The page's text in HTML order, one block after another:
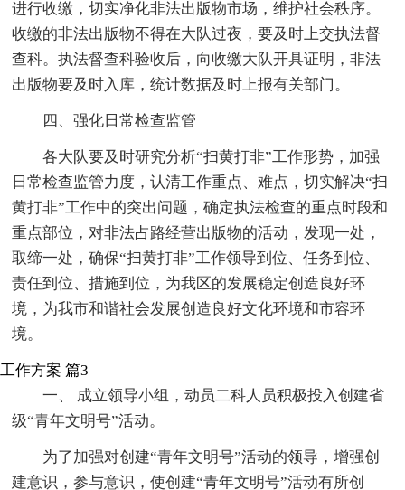
进行收缴，切实净化非法出版物市场，维护社会秩序。
收缴的非法出版物不得在大队过夜，要及时上交执法督
查科。执法督查科验收后，向收缴大队开具证明，非法
出版物要及时入库，统计数据及时上报有关部门。
四、强化日常检查监管
各大队要及时研究分析“扫黄打非”工作形势，加强
日常检查监管力度，认清工作重点、难点，切实解决“扫
黄打非”工作中的突出问题，确定执法检查的重点时段和
重点部位，对非法占路经营出版物的活动，发现一处，
取缔一处，确保“扫黄打非”工作领导到位、任务到位、
责任到位、措施到位，为我区的发展稳定创造良好环
境，为我市和谐社会发展创造良好文化环境和市容环
境。
工作方案 篇3
一、 成立领导小组，动员二科人员积极投入创建省
级“青年文明号”活动。
为了加强对创建“青年文明号”活动的领导，增强创
建意识，参与意识，使创建“青年文明号”活动有所创